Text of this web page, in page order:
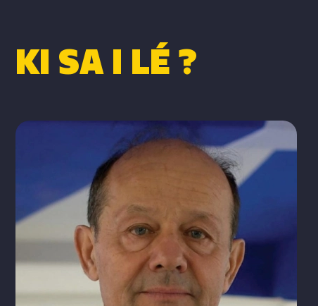
KI SA I LÉ ?